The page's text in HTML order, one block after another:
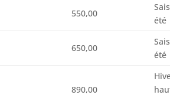
550,00
été
650,00
été
890,00